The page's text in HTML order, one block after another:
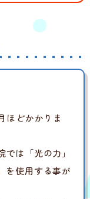
ほどかかりま
は「光の力」
を使用する事が